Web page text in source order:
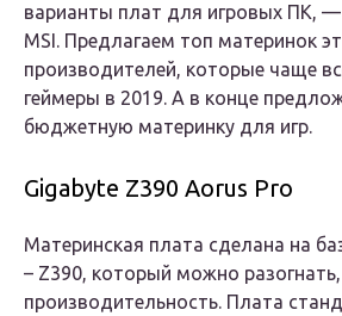
варианты плат для игровых ПК, —
MSI. Предлагаем топ материнок
производителей, которые чаще
геймеры в 2019. А в конце
бюджетную материнку для игр.
Gigabyte Z390 Aorus Pro
Материнская плата сделана на
– Z390, который можно
производительность. Плата